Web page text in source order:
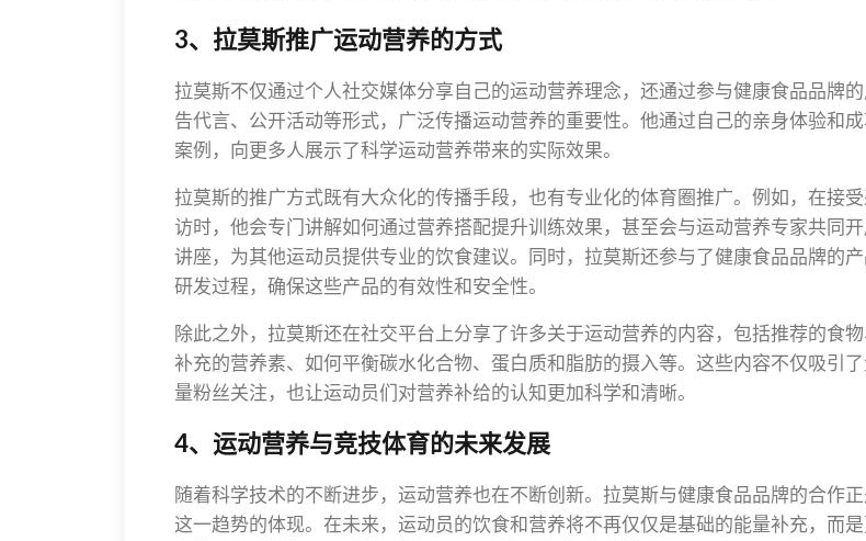
3、拉莫斯推广运动营养的方式
拉莫斯不仅通过个人社交媒体分享自己的运动营养理念，还通过参与健康食品品牌
告代言、公开活动等形式，广泛传播运动营养的重要性。他通过自己的亲身体验和
案例，向更多人展示了科学运动营养带来的实际效果。
拉莫斯的推广方式既有大众化的传播手段，也有专业化的体育圈推广。例如，在接
访时，他会专门讲解如何通过营养搭配提升训练效果，甚至会与运动营养专家共同
讲座，为其他运动员提供专业的饮食建议。同时，拉莫斯还参与了健康食品品牌的
研发过程，确保这些产品的有效性和安全性。
除此之外，拉莫斯还在社交平台上分享了许多关于运动营养的内容，包括推荐的食物
补充的营养素、如何平衡碳水化合物、蛋白质和脂肪的摄入等。这些内容不仅吸引
量粉丝关注，也让运动员们对营养补给的认知更加科学和清晰。
4、运动营养与竞技体育的未来发展
随着科学技术的不断进步，运动营养也在不断创新。拉莫斯与健康食品品牌的合作
这一趋势的体现。在未来，运动员的饮食和营养将不再仅仅是基础的能量补充，而